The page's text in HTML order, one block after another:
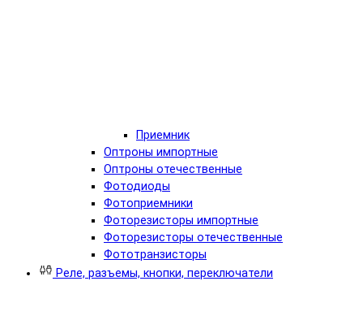
Приемник
Оптроны импортные
Оптроны отечественные
Фотодиоды
Фотоприемники
Фоторезисторы импортные
Фоторезисторы отечественные
Фототранзисторы
Реле, разъемы, кнопки, переключатели